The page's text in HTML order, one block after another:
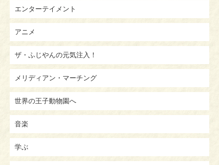
エンターテイメント
アニメ
ザ・ふじやんの元気注入！
メリディアン・マーチング
世界の王子動物園へ
音楽
学ぶ